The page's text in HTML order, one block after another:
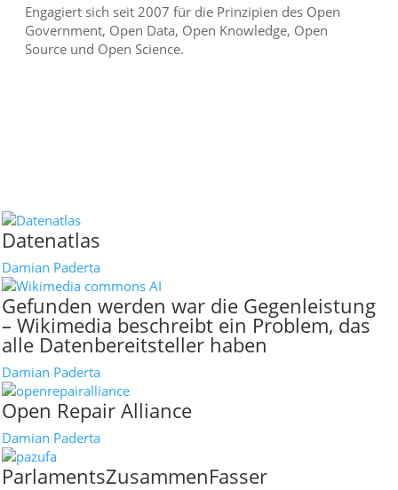
Engagiert sich seit 2007 für die Prinzipien des Open
Government, Open Data, Open Knowledge, Open
Source und Open Science.
Datenatlas
Damian Paderta
Gefunden werden war die Gegenleistung
– Wikimedia beschreibt ein Problem, das
alle Datenbereitsteller haben
Damian Paderta
Open Repair Alliance
Damian Paderta
ParlamentsZusammenFasser